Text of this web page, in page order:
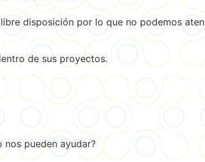
disposición por lo que no podemos
de sus proyectos.
nos pueden ayudar?